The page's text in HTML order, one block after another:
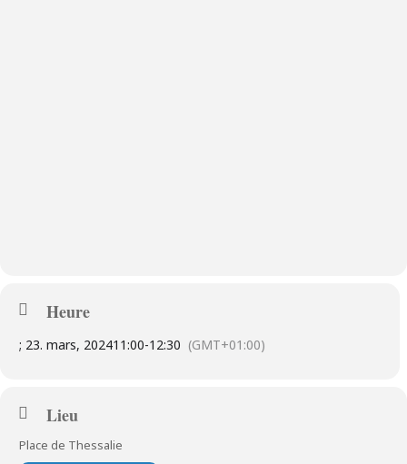
Heure
; 23. mars, 202411:00-12:30 (GMT+01:00)
Lieu
Place de Thessalie